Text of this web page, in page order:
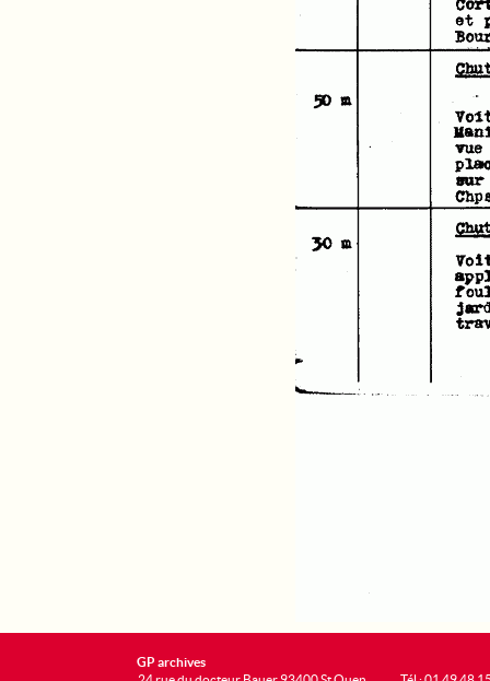
GP archives